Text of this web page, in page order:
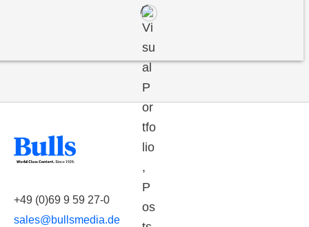
+49 (0)69 9 59 27-0
sales@bullsmedia.de